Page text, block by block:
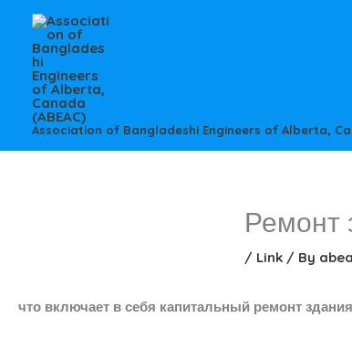
content
Association of Bangladeshi Engineers of Alberta,
Ремонт
/ Link / By
что включает в себя капитальный ремонт здания